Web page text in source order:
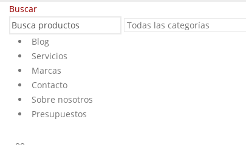
Buscar
Blog
Servicios
Marcas
Contacto
Sobre nosotros
Presupuestos